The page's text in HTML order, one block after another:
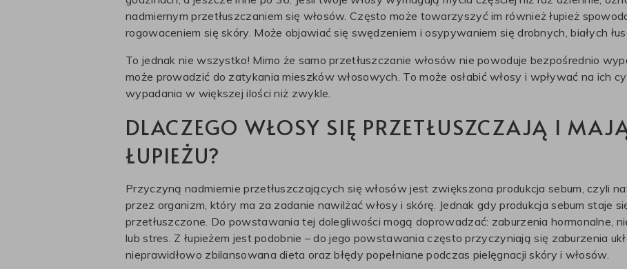
nadmiernym przetłuszczaniem się włosów. Często może towarzyszyć im również łupież
rogowaceniem się skóry. Może objawiać się swędzeniem i osypywaniem się drobnych, białych
To jednak nie wszystko! Mimo że samo przetłuszczanie włosów nie powoduje bezpośrednio
może prowadzić do zatykania mieszków włosowych. To może osłabić włosy i wpływać na ich
wypadania w większej ilości niż zwykle.
DLACZEGO WŁOSY SIĘ PRZETŁUSZCZAJĄ I
ŁUPIEŻU?
Przyczyną nadmiernie przetłuszczających się włosów jest zwiększona produkcja sebum, czyli
przez organizm, który ma za zadanie nawilżać włosy i skórę. Jednak gdy produkcja sebum staje
przetłuszczone. Do powstawania tej dolegliwości mogą doprowadzać: zaburzenia hormonalne,
lub stres. Z łupieżem jest podobnie – do jego powstawania często przyczyniają się zaburzenia
nieprawidłowo zbilansowana dieta oraz błędy popełniane podczas pielęgnacji skóry i włosów.